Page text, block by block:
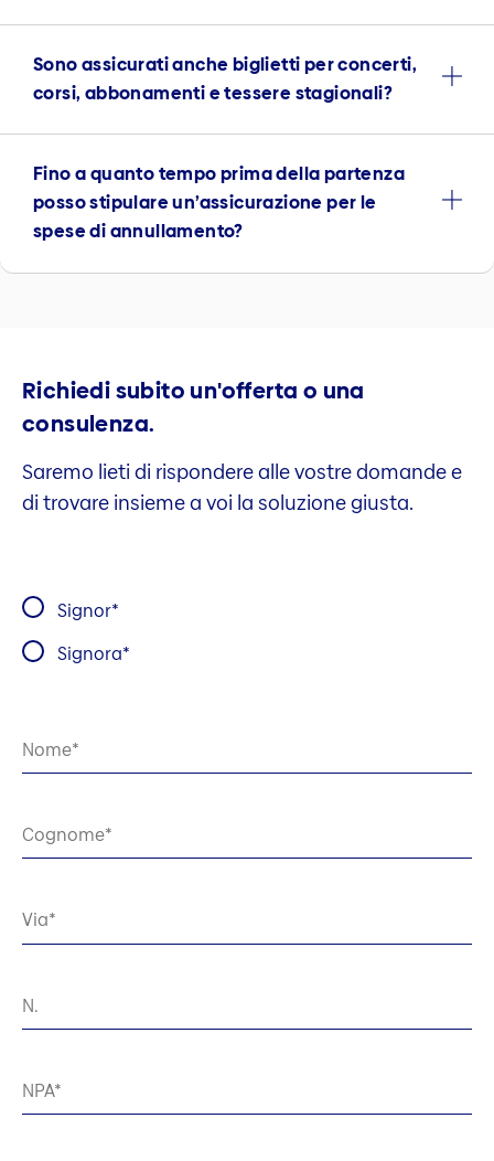
Sono assicurati anche biglietti per concerti,
corsi, abbonamenti e tessere stagionali?
Fino a quanto tempo prima della partenza
posso stipulare un’assicurazione per le
spese di annullamento?
Richiedi subito un'offerta o una
consulenza.
Saremo lieti di rispondere alle vostre domande e
di trovare insieme a voi la soluzione giusta.
Signor
Signora
Nome
Cognome
Via
N.
NPA